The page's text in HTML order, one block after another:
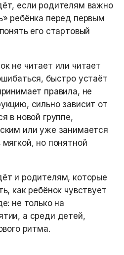
если родителям важно
ребёнка перед первым
его стартовый
не читает или читает
быстро устаёт
правила, не
сильно зависит от
в новой группе,
или уже занимается
но понятной
и родителям, которые
как ребёнок чувствует
не только на
а среди детей,
ритма.